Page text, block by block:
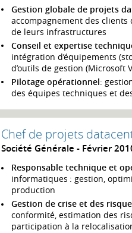
Gestion globale de projets
accompagnement des
de leurs infrastructures
Conseil et expertise
intégration d’équipements
d’outils de gestion (Microsoft
Pilotage opérationnel:
des équipes techniques et
Chef de projets
Société Générale Février
Responsable technique et
informatiques : gestion,
production
Gestion de crise et des
conformité, estimation des
participation à la